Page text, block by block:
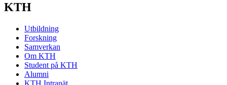
KTH
Utbildning
Forskning
Samverkan
Om KTH
Student på KTH
Alumni